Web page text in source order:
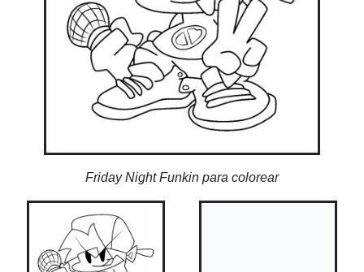
Friday Night Funkin para colorear